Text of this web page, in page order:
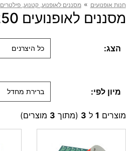
חנות אופנועים » מסננים לאופנוע, קטנוע, פילטרים
מסננים לאופנועים TU250 (3 מוצרים)
הצג: כל היצרנים
מיון לפי: ברירת מחדל
מוצרים 1 ל 3 (מתוך 3 מוצרים)